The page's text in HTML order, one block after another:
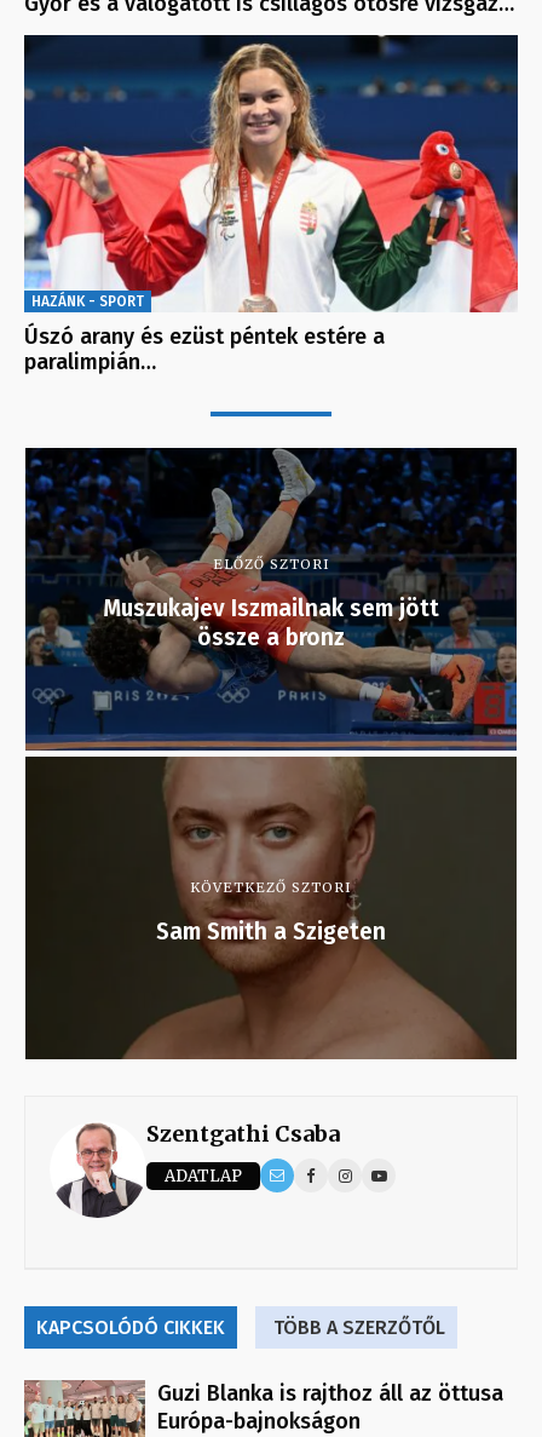
HAZÁNK - SPORT
Úszó arany és ezüst péntek estére a
paralimpián…
ELŐZŐ SZTORI
Muszukajev Iszmailnak sem jött
össze a bronz
KÖVETKEZŐ SZTORI
Sam Smith a Szigeten
Szentgathi Csaba
ADATLAP
KAPCSOLÓDÓ CIKKEK TÖBB A SZERZŐTŐL
Guzi Blanka is rajthoz áll az öttusa
Európa-bajnokságon